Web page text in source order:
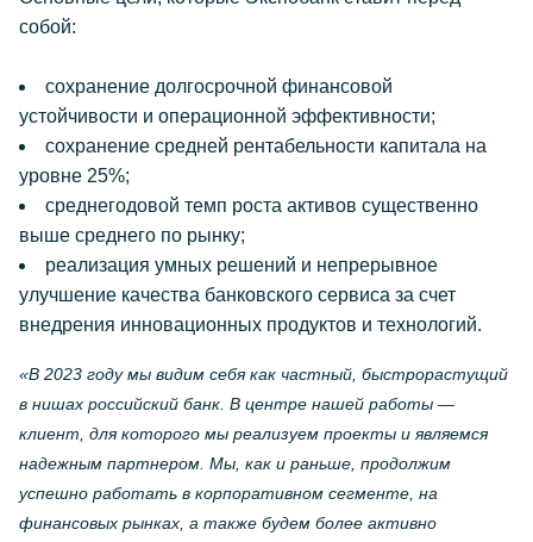
собой:
сохранение долгосрочной финансовой
устойчивости и операционной эффективности;
сохранение средней рентабельности капитала на
уровне 25%;
среднегодовой темп роста активов существенно
выше среднего по рынку;
реализация умных решений и непрерывное
улучшение качества банковского сервиса за счет
внедрения инновационных продуктов и технологий.
«В 2023 году мы видим себя как частный, быстрорастущий
в нишах российский банк. В центре нашей работы —
клиент, для которого мы реализуем проекты и являемся
надежным партнером. Мы, как и раньше, продолжим
успешно работать в корпоративном сегменте, на
финансовых рынках, а также будем более активно